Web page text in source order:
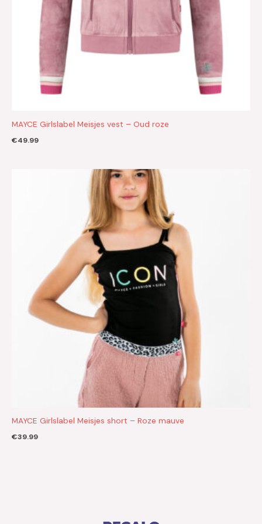
MAYCE Girlslabel Meisjes vest – Oud roze
€49.99
MAYCE Girlslabel Meisjes short – Roze mauve
€39.99